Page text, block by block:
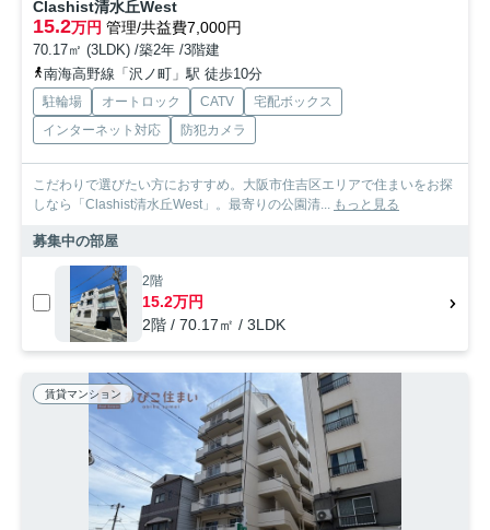
Clashist清水丘West
15.2万円 管理/共益費7,000円
70.17㎡ (3LDK) /築2年 /3階建
南海高野線「沢ノ町」駅 徒歩10分
駐輪場 オートロック CATV
宅配ボックス
インターネット対応
防犯カメラ
こだわりで選びたい方におすすめ。大阪市住吉区エリアで住まいをお探
しなら「Clashist清水丘West」。最寄りの公園清...
もっと見る
募集中の部屋
2階
15.2万円
2階 / 70.17㎡ / 3LDK
賃貸マンション